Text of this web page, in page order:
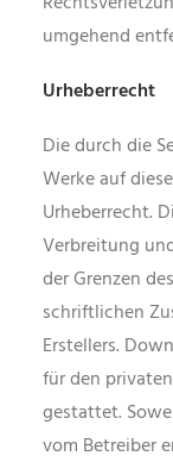
umgehend
Urheberrecht
Die durch die
Werke auf
Urheberrecht.
Verbreitung
der Grenzen
schriftlichen
Erstellers.
für den
gestattet.
vom Betreiber